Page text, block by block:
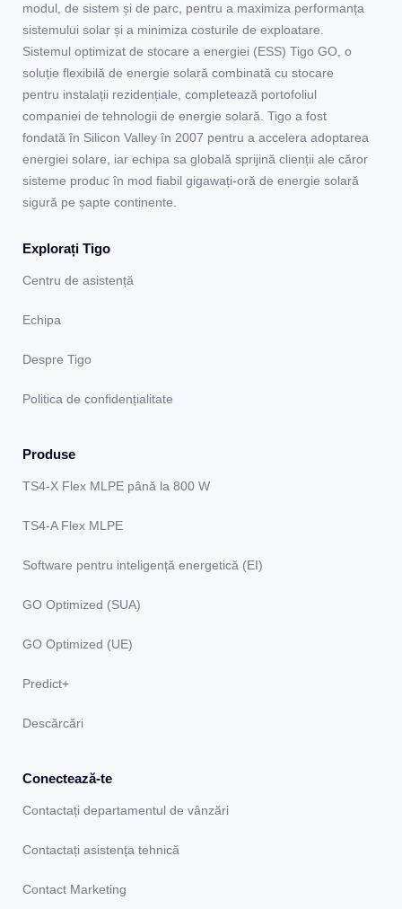
modul, de sistem și de parc, pentru a maximiza performanța
sistemului solar și a minimiza costurile de exploatare.
Sistemul optimizat de stocare a energiei (ESS) Tigo GO, o
soluție flexibilă de energie solară combinată cu stocare
pentru instalații rezidențiale, completează portofoliul
companiei de tehnologii de energie solară. Tigo a fost
fondată în Silicon Valley în 2007 pentru a accelera adoptarea
energiei solare, iar echipa sa globală sprijină clienții ale căror
sisteme produc în mod fiabil gigawați-oră de energie solară
sigură pe șapte continente.
Explorați Tigo
Centru de asistență
Echipa
Despre Tigo
Politica de confidențialitate
Produse
TS4-X Flex MLPE până la 800 W
TS4-A Flex MLPE
Software pentru inteligență energetică (EI)
GO Optimized (SUA)
GO Optimized (UE)
Predict+
Descărcări
Conectează-te
Contactați departamentul de vânzări
Contactați asistența tehnică
Contact Marketing